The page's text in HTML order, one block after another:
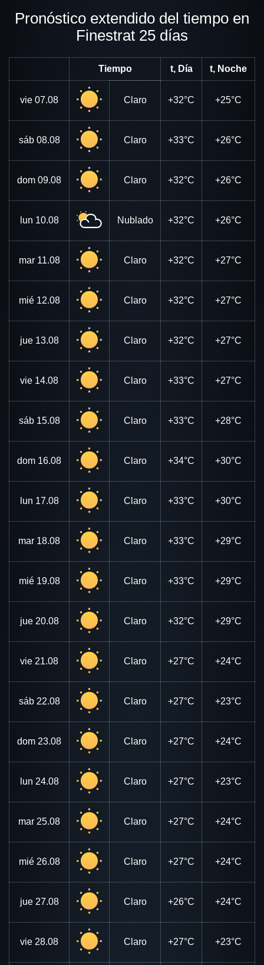
Pronóstico extendido del tiempo en
Finestrat 25 días
Tiempo t, Día t, Noche
vie 07.08 Claro +32°C +25°C
sáb 08.08 Claro +33°C +26°C
dom 09.08 Claro +32°C +26°C
lun 10.08 Nublado +32°C +26°C
mar 11.08 Claro +32°C +27°C
mié 12.08 Claro +32°C +27°C
jue 13.08 Claro +32°C +27°C
vie 14.08 Claro +33°C +27°C
sáb 15.08 Claro +33°C +28°C
dom 16.08 Claro +34°C +30°C
lun 17.08 Claro +33°C +30°C
mar 18.08 Claro +33°C +29°C
mié 19.08 Claro +33°C +29°C
jue 20.08 Claro +32°C +29°C
vie 21.08 Claro +27°C +24°C
sáb 22.08 Claro +27°C +23°C
dom 23.08 Claro +27°C +24°C
lun 24.08 Claro +27°C +23°C
mar 25.08 Claro +27°C +24°C
mié 26.08 Claro +27°C +24°C
jue 27.08 Claro +26°C +24°C
vie 28.08 Claro +27°C +23°C